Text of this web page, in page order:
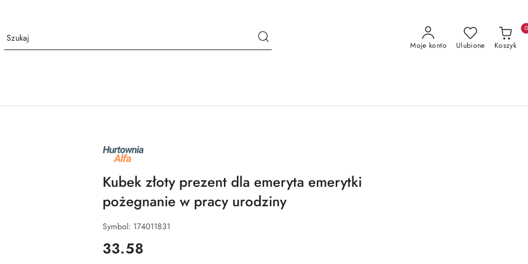
Moje konto Ulubione Koszyk
0
NAZWA
PRODUCENTA:
ALFA
Kubek złoty prezent dla emeryta emerytki
pożegnanie w pracy urodziny
Symbol: 174011831
cena:
33.58